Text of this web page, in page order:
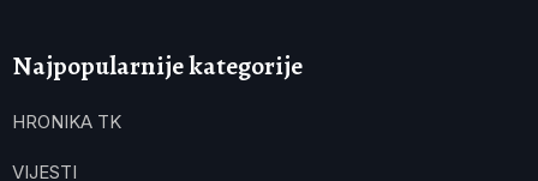
Najpopularnije kategorije
HRONIKA TK
VIJESTI